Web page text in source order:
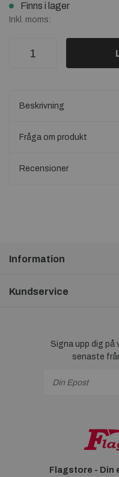
Finns i lager
Inkl. moms:
Beskrivning
Fråga om produkt
Recensioner
Information
Kundservice
Signa upp dig på
senaste
Flagstore - Din